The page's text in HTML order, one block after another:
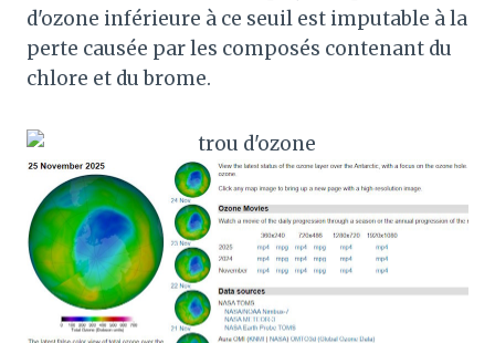
d'ozone inférieure à ce seuil est imputable à la
perte causée par les composés contenant du
chlore et du brome.